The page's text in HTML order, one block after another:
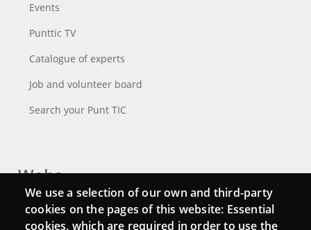
Events
Punttic TV
Catalogue of experts
Job and volunteer board
Search your Punt TIC
Webs
Login
We use a selection of our own and third-party
cookies on the pages of this website: Essential
cookies, which are required in order to use the